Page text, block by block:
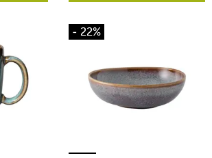
- 22%